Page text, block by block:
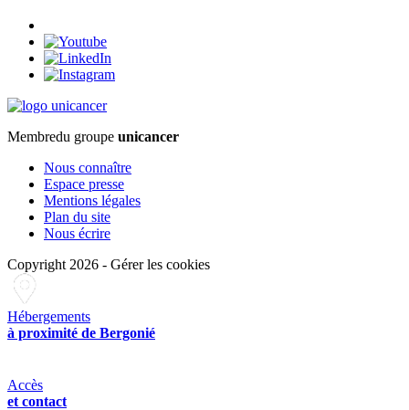
Membredu groupe unicancer
Nous connaître
Espace presse
Mentions légales
Plan du site
Nous écrire
Copyright 2026 - Gérer les cookies
Hébergements
à proximité de Bergonié
Accès
et contact